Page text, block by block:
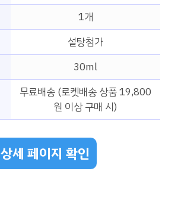
1개
설탕첨가
30ml
무료배송 (로켓배송 상품 19,800
원 이상 구매 시)
상세 페이지 확인